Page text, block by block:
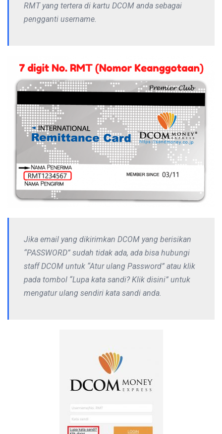
RMT yang tertera di kartu DCOM anda sebagai
pengganti username.
Jika email yang dikirimkan DCOM yang berisikan
“PASSWORD” sudah tidak ada, ada bisa hubungi
staff DCOM untuk “Atur ulang Password” atau klik
pada tombol “Lupa kata sandi? Klik disini” untuk
mengatur ulang sendiri kata sandi anda.